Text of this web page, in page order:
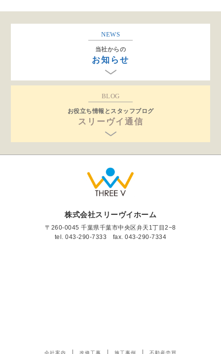
NEWS
当社からの
お知らせ
BLOG
お役立ち情報とスタッフブログ
スリーヴイ通信
株式会社スリーヴイホーム
〒260-0045 千葉県千葉市中央区弁天1丁目2−8
tel.043-290-7333 fax. 043-290-7334